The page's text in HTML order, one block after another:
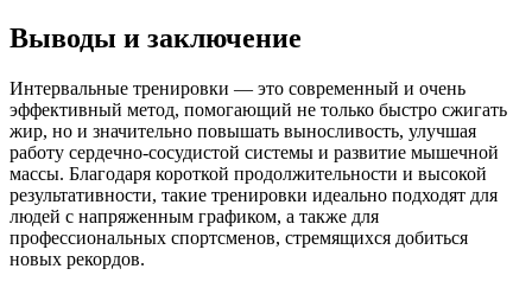
Выводы и заключение
Интервальные тренировки — это современный и очень
эффективный метод, помогающий не только быстро сжигать
жир, но и значительно повышать выносливость, улучшая
работу сердечно-сосудистой системы и развитие мышечной
массы. Благодаря короткой продолжительности и высокой
результативности, такие тренировки идеально подходят для
людей с напряженным графиком, а также для
профессиональных спортсменов, стремящихся добиться
новых рекордов.